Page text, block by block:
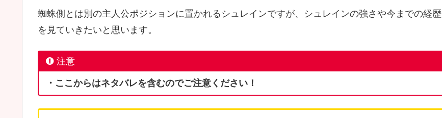
蜘蛛側とは別の主人公ポジションに置かれるシュレインですが、シュレインの強さや今までの経歴
を見ていきたいと思います。
注意
・ここからはネタバレを含むのでご注意ください！